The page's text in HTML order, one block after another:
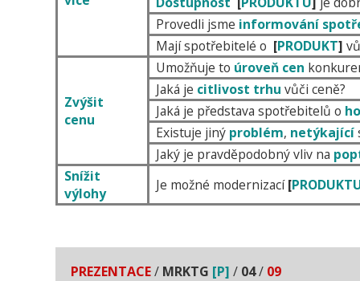
Provedli jsme informování
Mají spotřebitelé o [PRODUKT]
Zvýšit
cenu
Umožňuje to úroveň cen
Jaká je citlivost trhu vůči ceně?
Jaká je představa spotřebitelů o
Existuje jiný problém, netýkající
Jaký je pravděpodobný vliv na
Snížit
výlohy
Je možné modernizací[
PREZENTACE/ MRKTG [P] / 04/ 09